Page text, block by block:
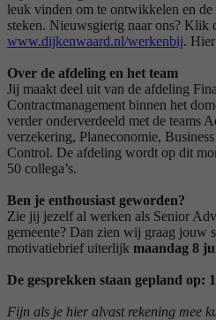
leuk vinden om te ontwikkelen en
steken. Nieuwsgierig naar ons? Klik
www.dijkenwaard.nl/werkenbij.
Over de afdeling en het team
Jij maakt deel uit van de afdeling
Contractmanagement binnen het
verder onderverdeeld met de teams
verzekering, Planeconomie,
Control. De afdeling wordt op dit
50 collega’s.
Ben je enthousiast geworden?
Zie jij jezelf al werken als Senior
gemeente? Dan zien wij graag jouw
motivatiebrief uiterlijk maandag 8
De gesprekken staan gepland op:
Fijn als je hier alvast rekening mee